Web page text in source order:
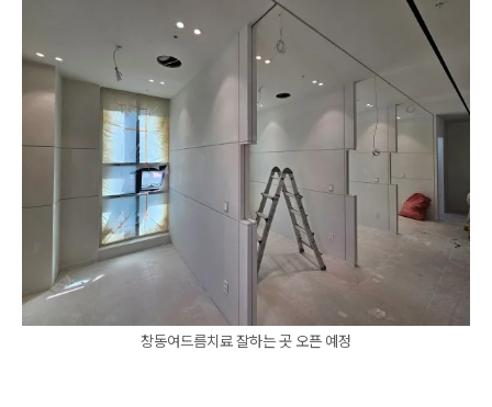
창동여드름치료 잘하는 곳 오픈 예정